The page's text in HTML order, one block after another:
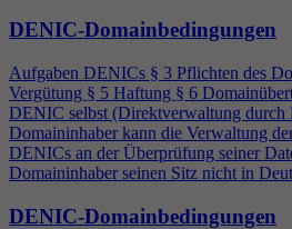
DENIC-Domainbedingungen
Aufgaben DENICs § 3 Pflichten des
Vergütung § 5 Haftung § 6
DENIC selbst (Direktverwaltung
Domaininhaber kann die Verwaltung
DENICs an der Überprüfung seiner
Domaininhaber seinen Sitz nicht in
DENIC-Domainbedingungen